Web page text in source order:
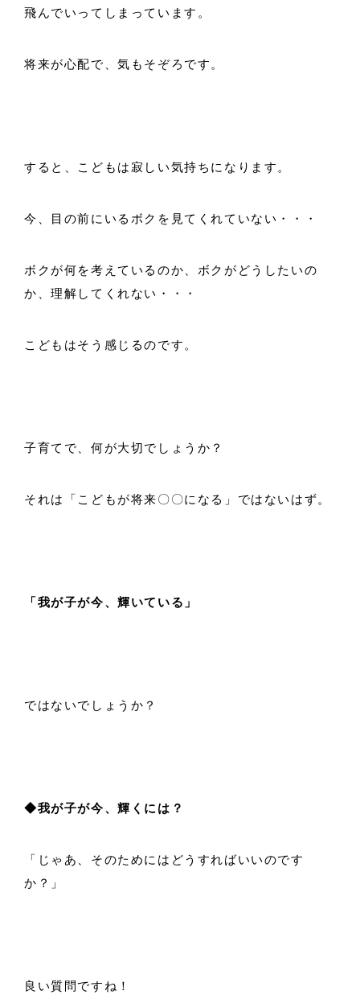
飛んでいってしまっています。
将来が心配で、気もそぞろです。
すると、こどもは寂しい気持ちになります。
今、目の前にいるボクを見てくれていない・・・
ボクが何を考えているのか、ボクがどうしたいの
か、理解してくれない・・・
こどもはそう感じるのです。
子育てで、何が大切でしょうか？
それは「こどもが将来〇〇になる」ではないはず。
「我が子が今、輝いている」
ではないでしょうか？
◆我が子が今、輝くには？
「じゃあ、そのためにはどうすればいいのです
か？」
良い質問ですね！